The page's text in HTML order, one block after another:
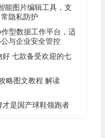
能图片编辑工具，支
隐私防护
型数据工作平台，适
与企业安全管控
七款备受欢迎的七
略图文教程 解读
是国产球鞋领跑者